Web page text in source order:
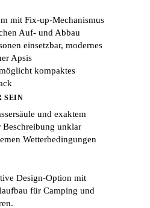
mit Fix-up-Mechanismus
Auf- und Abbau
einsetzbar, modernes
Apsis
kompaktes
SEIN
und exaktem
Beschreibung unklar
Wetterbedingungen
Design-Option mit
für Camping und